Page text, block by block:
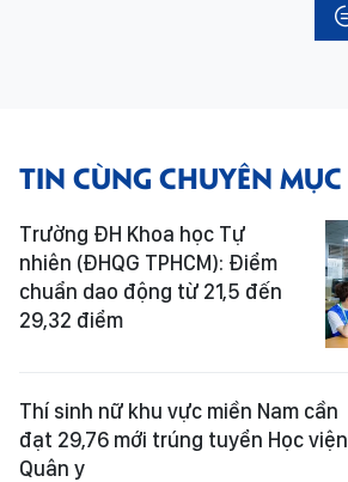
TIN CÙNG CHUYÊN MỤC
Trường ĐH Khoa học Tự
nhiên (ĐHQG TPHCM): Điểm
chuẩn dao động từ 21,5 đến
29,32 điểm
Thí sinh nữ khu vực miền Nam cần
đạt 29,76 mới trúng tuyển Học viện
Quân y